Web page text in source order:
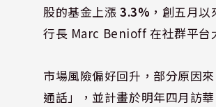
股的基金上漲3.3% ，創五月
行長 Marc Benioff 在社群平台
市場風險偏好回升，部分原因
通話」，並計畫於明年四月訪